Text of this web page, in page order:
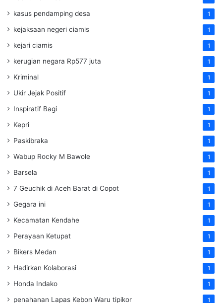
kasus pendamping desa 1
kejaksaan negeri ciamis 1
kejari ciamis 1
kerugian negara Rp577 juta 1
Kriminal 1
Ukir Jejak Positif 1
Inspiratif Bagi 1
Kepri 1
Paskibraka 1
Wabup Rocky M Bawole 1
Barsela 1
7 Geuchik di Aceh Barat di Copot 1
Gegara ini 1
Kecamatan Kendahe 1
Perayaan Ketupat 1
Bikers Medan 1
Hadirkan Kolaborasi 1
Honda Indako 1
penahanan Lapas Kebon Waru tipikor 1